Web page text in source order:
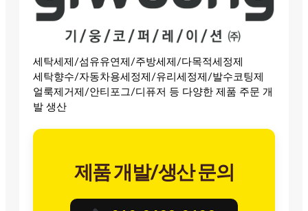
세탁세제/섬유유연제/주방세제/다목적세정제
세탁향수/자동차용세정제/유리세정제/발수코팅제
얼룩제거제/안티포그/디퓨저 등 다양한 제품 주문 개
발 생산
제품 개발/생산 문의